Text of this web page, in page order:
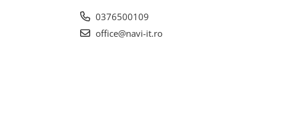
0376500109
office@navi-it.ro